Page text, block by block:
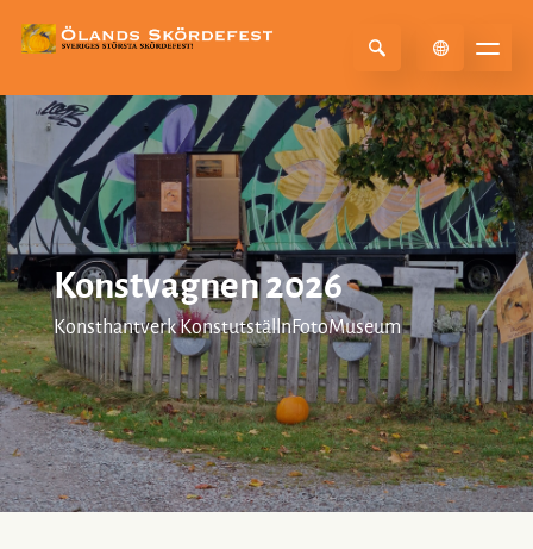
Select Language▼
Konstvagnen 2026
Konsthantverk KonstutställnFotoMuseum